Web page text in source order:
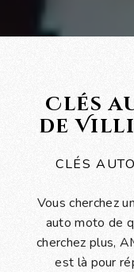
Clés
de
CLÉS
Vous cherchez
auto moto de
cherchez plus,
est là pour